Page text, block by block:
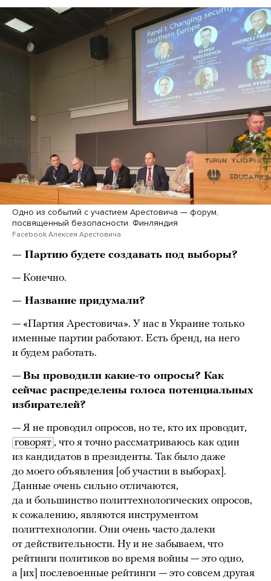
Одно из событий с участием Арестовича — форум,
посвященный безопасности. Финляндия
Facebook Алексея Арестовича
— Партию будете создавать под выборы?
— Конечно.
— Название придумали?
— «Партия Арестовича». У нас в Украине только
именные партии работают. Есть бренд, на него
и будем работать.
— Вы проводили какие-то опросы? Как
сейчас распределены голоса потенциальных
избирателей?
— Я не проводил опросов, но те, кто их проводит,
говорят , что я точно рассматриваюсь как один
из кандидатов в президенты. Так было даже
до моего объявления [об участии в выборах].
Данные очень сильно отличаются,
да и большинство политтехнологических опросов,
к сожалению, являются инструментом
политтехнологии. Они очень часто далеки
от действительности. Ну и не забываем, что
рейтинги политиков во время войны — это одно,
а [их] послевоенные рейтинги — это совсем другая